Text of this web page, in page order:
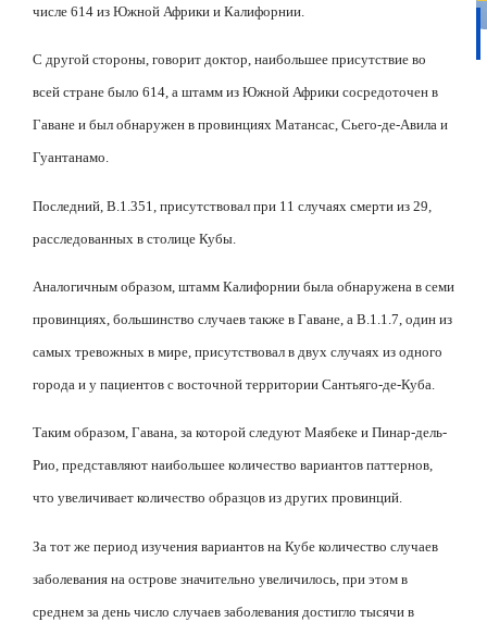
числе 614 из Южной Африки и Калифорнии.
С другой стороны, говорит доктор, наибольшее присутствие во
всей стране было 614, а штамм из Южной Африки сосредоточен в
Гаване и был обнаружен в провинциях Матансас, Сьего-де-Авила и
Гуантанамо.
Последний, B.1.351, присутствовал при 11 случаях смерти из 29,
расследованных в столице Кубы.
Аналогичным образом, штамм Калифорнии была обнаружена в семи
провинциях, большинство случаев также в Гаване, а B.1.1.7, один из
самых тревожных в мире, присутствовал в двух случаях из одного
города и у пациентов с восточной территории Сантьяго-де-Куба.
Таким образом, Гавана, за которой следуют Маябеке и Пинар-дель-
Рио, представляют наибольшее количество вариантов паттернов,
что увеличивает количество образцов из других провинций.
За тот же период изучения вариантов на Кубе количество случаев
заболевания на острове значительно увеличилось, при этом в
среднем за день число случаев заболевания достигло тысячи в